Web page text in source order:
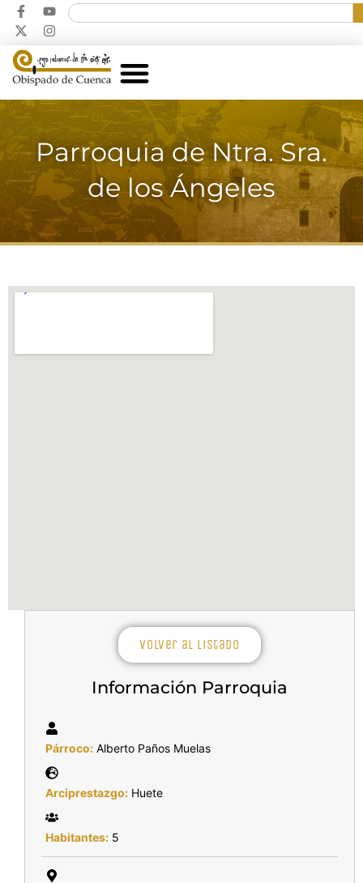
Parroquia de Ntra. Sra.
de los Ángeles
Volver al listado
Información Parroquia
Párroco: Alberto Paños Muelas
Arciprestazgo: Huete
Habitantes: 5